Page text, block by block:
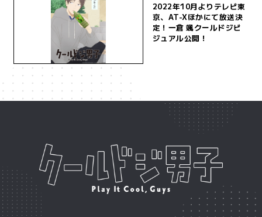
2022年10月よりテレビ東
京、AT-Xほかにて放送決
定！一倉 颯クールドジビ
ジュアル公開！